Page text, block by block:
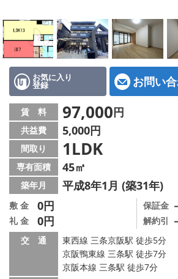
ハウスメーカー施工特集！
路線·駅から探す
IT重説について
スタッフ紹介
賃貸管理の北白川店
店舗情報·アクセス
会社概要
メールでお問い合わせ
お気に入り
登録 お問い
賃 料 97,000円
共益費 5,000円
間取り 1LDK
専有面積 45㎡
築年月 平成8年1月 (築31年)
敷 金 0円
礼 金 0円
保証金
解約引
交 通
東西線 三条京阪駅 徒歩5分
京阪鴨東線 三条駅 徒歩7分
京阪本線 三条駅 徒歩7分